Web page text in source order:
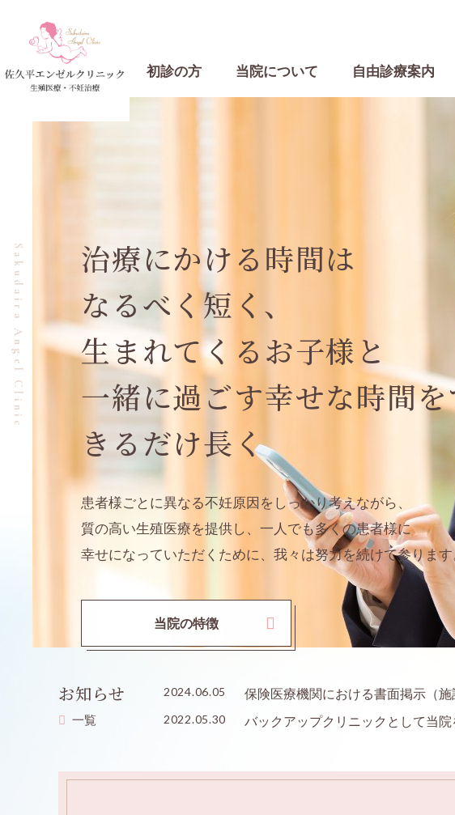
初診の方 当院について
クリニックの特徴
自由診療案内
当院の自由診療について
避妊インプラント
（ネクスプラノン）
治療にかける時間は
なるべく短く、
生まれてくるお子様と
一緒に過ごす幸せな時間
きるだけ長く
患者様ごとに異なる不妊原因をしっかり考えながら、
質の高い生殖医療を提供し、一人でも多くの患者様に
幸せになっていただくために、我々は努力を続けて参りま
当院の特徴
Sakudaira Angel Clinic
お知らせ
一覧
2024.06.05 保険医療機関における書面掲示（施
2022.05.30 バックアップクリニックとして当